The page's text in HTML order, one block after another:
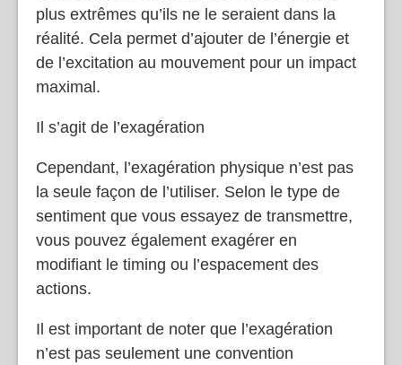
plus extrêmes qu’ils ne le seraient dans la
réalité. Cela permet d’ajouter de l’énergie et
de l’excitation au mouvement pour un impact
maximal.
Il s’agit de l’exagération
Cependant, l’exagération physique n’est pas
la seule façon de l’utiliser. Selon le type de
sentiment que vous essayez de transmettre,
vous pouvez également exagérer en
modifiant le timing ou l’espacement des
actions.
Il est important de noter que l’exagération
n’est pas seulement une convention